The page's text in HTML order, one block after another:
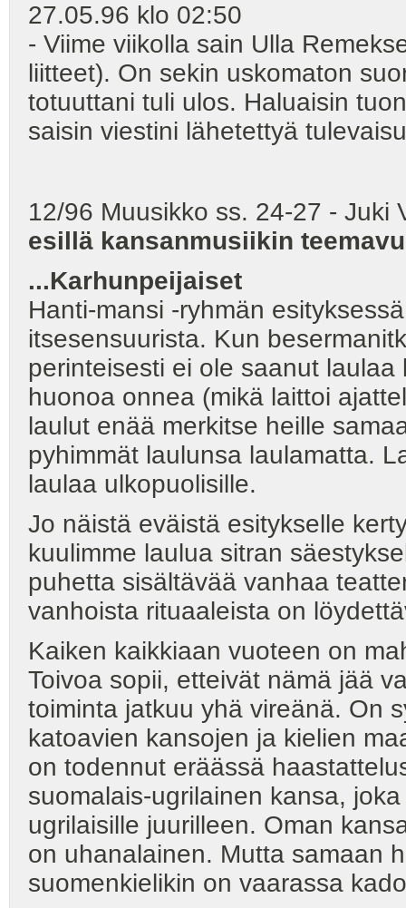
27.05.96 klo 02:50
- Viime viikolla sain Ulla
liitteet). On sekin uskomaton
totuuttani tuli ulos. Haluaisin
saisin viestini lähetettyä
12/96 Muusikko ss. 24-27 -
esillä kansanmusiikin
...Karhunpeijaiset
Hanti-mansi -ryhmän
itsesensuurista. Kun
perinteisesti ei ole saanut
huonoa onnea (mikä laittoi
laulut enää merkitse heille
pyhimmät laulunsa laulamatta.
laulaa ulkopuolisille.
Jo näistä eväistä esitykselle
kuulimme laulua sitran
puhetta sisältävää vanhaa
vanhoista rituaaleista on
Kaiken kaikkiaan vuoteen on
Toivoa sopii, etteivät nämä jää
toiminta jatkuu yhä vireänä. On
katoavien kansojen ja kielien
on todennut eräässä
suomalais-ugrilainen kansa,
ugrilaisille juurilleen. Oman
on uhanalainen. Mutta samaan
suomenkielikin on vaarassa